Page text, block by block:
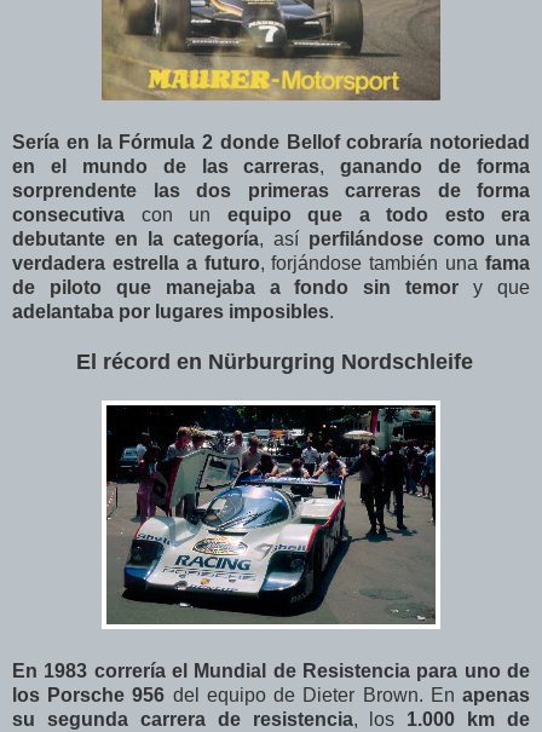
Sería en la Fórmula 2 donde Bellof cobraría notoriedad
en el mundo de las carreras,ganando de forma
sorprendente las dos primeras carreras de forma
consecutiva con un equipo que a todo esto era
debutante en la categoría, así perfilándose como una
verdadera estrella a futuro, forjándose también unafama
de piloto que manejaba a fondo sin temory que
adelantaba por lugares imposibles.
El récord en Nürburgring Nordschleife
En 1983 correría el Mundial de Resistencia para uno de
los Porsche 956 del equipo de Dieter Brown. Enapenas
su segunda carrera de resistencia, los 1.000 km de